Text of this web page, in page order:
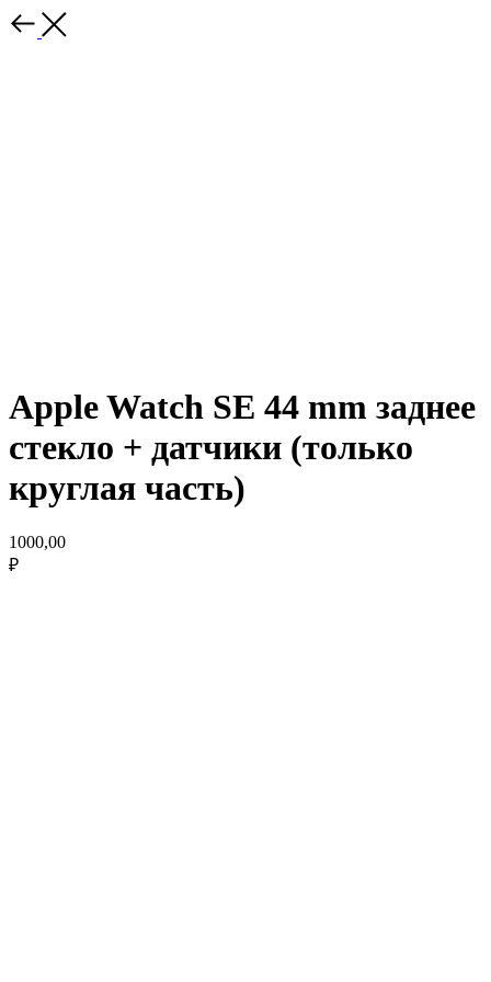
Apple Watch SE 44 mm заднее
стекло + датчики (только
круглая часть)
1000,00
₽